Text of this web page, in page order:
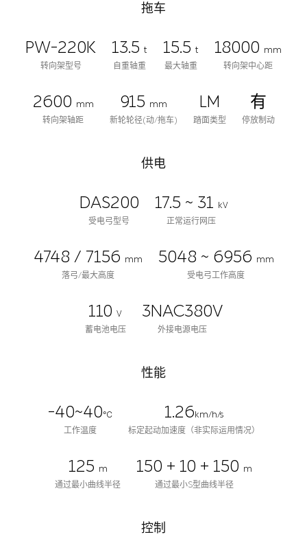
拖车
PW-220K
转向架型号
13.5 t
自重轴重
15.5 t
最大轴重
18000 mm
转向架中心距
2600 mm
转向架轴距
915 mm
新轮轮径(动/拖车)
LM
踏面类型
有
停放制动
供电
DAS200
受电弓型号
17.5 ~ 31
kV
正常运行网压
4748 / 7156 mm
落弓/最大高度
5048 ~ 6956 mm
受电弓工作高度
110 V
蓄电池电压
3NAC380V
外接电源电压
性能
-40~40℃
工作温度
1.26 km/h/s
标定起动加速度（非实际运用情况）
125 m
通过最小曲线半径
150 + 10 + 150 m
通过最小S型曲线半径
控制